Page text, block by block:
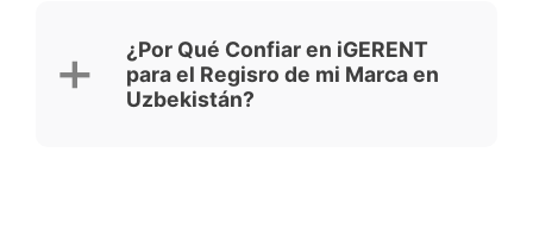
¿Por Qué Confiar en iGERENT
para el Regisro de mi Marca en
Uzbekistán?